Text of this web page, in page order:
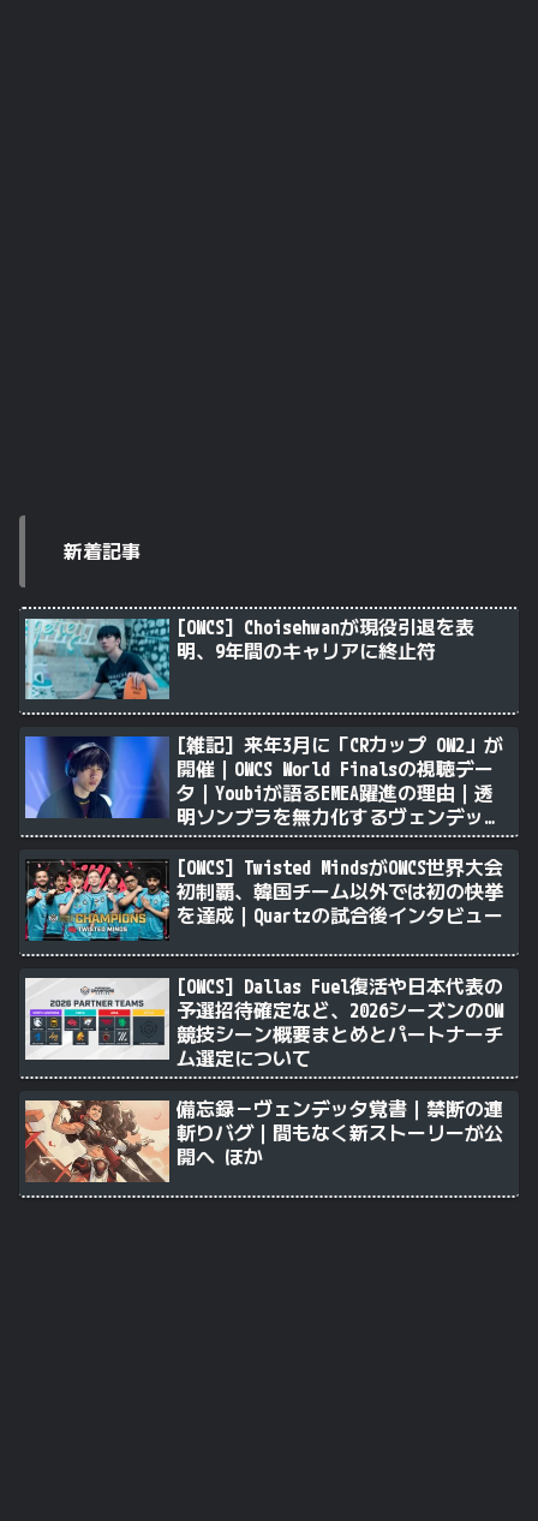
新着記事
[OWCS] Choisehwanが現役引退を表
明、9年間のキャリアに終止符
[雑記] 来年3月に「CRカップ OW2」が
開催｜OWCS World Finalsの視聴デー
タ｜Youbiが語るEMEA躍進の理由｜透
明ソンブラを無力化するヴェンデッタ
｜Stalk3rが久々のツィート ほか
[OWCS] Twisted MindsがOWCS世界大会
初制覇、韓国チーム以外では初の快挙
を達成｜Quartzの試合後インタビュー
[OWCS] Dallas Fuel復活や日本代表の
予選招待確定など、2026シーズンのOW
競技シーン概要まとめとパートナーチ
ム選定について
備忘録－ヴェンデッタ覚書｜禁断の連
斬りバグ｜間もなく新ストーリーが公
開へ ほか